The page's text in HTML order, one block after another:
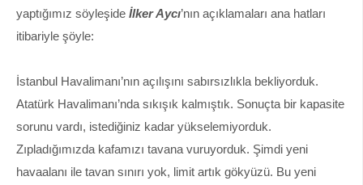
yaptığımız söyleşide İlker Aycı’nın açıklamaları ana hatları
itibariyle şöyle:
İstanbul Havalimanı’nın açılışını sabırsızlıkla bekliyorduk.
Atatürk Havalimanı’nda sıkışık kalmıştık. Sonuçta bir kapasite
sorunu vardı, istediğiniz kadar yükselemiyorduk.
Zıpladığımızda kafamızı tavana vuruyorduk. Şimdi yeni
havaalanı ile tavan sınırı yok, limit artık gökyüzü. Bu yeni